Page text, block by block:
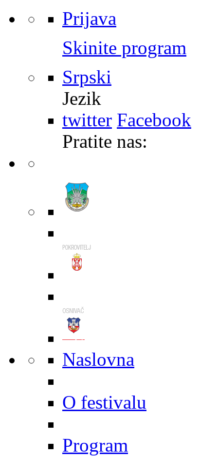
Prijava
Skinite program
Srpski
Jezik
twitter Facebook
Pratite nas:
Naslovna
O festivalu
Program